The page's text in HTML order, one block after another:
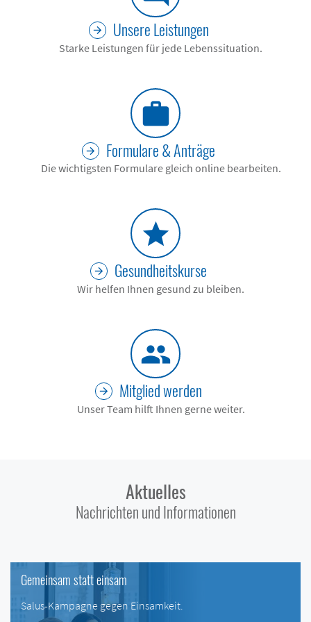
Unsere Leistungen
Starke Leistungen für jede Lebenssituation.
work
Formulare & Anträge
Die wichtigsten Formulare gleich online bearbeiten.
star
Gesundheits­kurse
Wir helfen Ihnen gesund zu bleiben.
people
Mitglied werden
Unser Team hilft Ihnen gerne weiter.
Aktuelles
Nachrichten und Informationen
Gemeinsam statt einsam
Salus-Kampagne gegen Einsamkeit.